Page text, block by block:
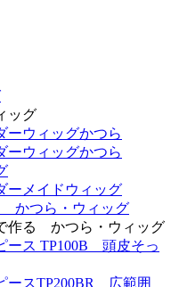
ッグ
ーウィッグかつら
ーウィッグかつら
ーメイドウィッグ
かつら・ウィッグ
作る かつら・ウィッグ
ース TP100B 頭皮そっ
ースTP200BR 広範囲